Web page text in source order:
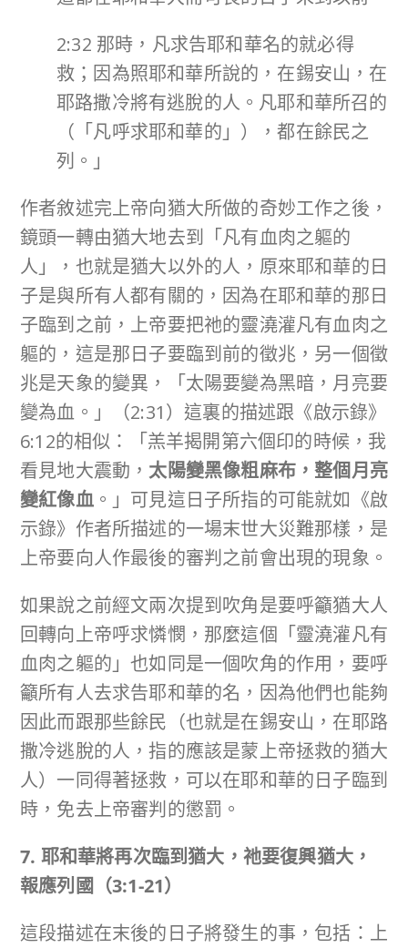
2:32 那時，凡求告耶和華名的就必得
救；因為照耶和華所說的，在錫安山，在
耶路撒冷將有逃脫的人。凡耶和華所召的
（「凡呼求耶和華的」），都在餘民之
列。」
作者敘述完上帝向猶大所做的奇妙工作之後，
鏡頭一轉由猶大地去到「凡有血肉之軀的
人」，也就是猶大以外的人，原來耶和華的日
子是與所有人都有關的，因為在耶和華的那日
子臨到之前，上帝要把祂的靈澆灌凡有血肉之
軀的，這是那日子要臨到前的徵兆，另一個徵
兆是天象的變異，「太陽要變為黑暗，月亮要
變為血。」（2:31）這裏的描述跟《啟示錄》
6:12的相似：「羔羊揭開第六個印的時候，我
看見地大震動，太陽變黑像粗麻布，整個月亮
變紅像血。」可見這日子所指的可能就如《啟
示錄》作者所描述的一場末世大災難那樣，是
上帝要向人作最後的審判之前會出現的現象。
如果說之前經文兩次提到吹角是要呼籲猶大人
回轉向上帝呼求憐憫，那麼這個「靈澆灌凡有
血肉之軀的」也如同是一個吹角的作用，要呼
籲所有人去求告耶和華的名，因為他們也能夠
因此而跟那些餘民（也就是在錫安山，在耶路
撒冷逃脫的人，指的應該是蒙上帝拯救的猶大
人）一同得著拯救，可以在耶和華的日子臨到
時，免去上帝審判的懲罰。
7. 耶和華將再次臨到猶大，祂要復興猶大，
報應列國（3:1-21）
這段描述在末後的日子將發生的事，包括：上